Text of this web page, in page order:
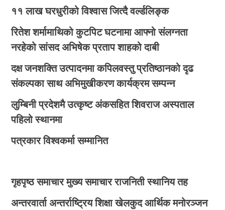
११ लाख घरधुरीको विश्वास जित्दै वर्ल्डलिङ्क
रितेश शर्मामाथिको कुटपिट घटनामा आफ्नो संलग्नता
नरहेको सांसद अभिषेक प्रताप शाहको दाबी
दक्ष जनशक्ति उत्पादनमा कपिलवस्तु प्रतिष्ठानको दृढ
संकल्पका साथ अभिमुखीकरण कार्यक्रम सम्पन्न
लुम्बिनी प्रदेशमै उत्कृष्ट अंकसहित शिवराज अस्पताल
पहिलो स्थानमा
पत्रकार विश्वकर्मा सम्मानित
गृहपृष्ठ समाचार मुख्य समाचार राजनिती स्थानिय तह
अन्तरवार्ता अन्तर्राष्ट्रिय शिक्षा खेलकुद आर्थिक मनोरञ्जन